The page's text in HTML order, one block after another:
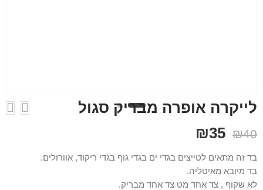
לייקרה אופרה מבריק סגול
₪40
₪35
בד זה מתאים לטייצים בגדי ים בגדי גוף בגדי ריקוד, אוורולים.
בד מיובא מאיטליה.
לא שקוף , צד אחד מט צד אחד מבריק.